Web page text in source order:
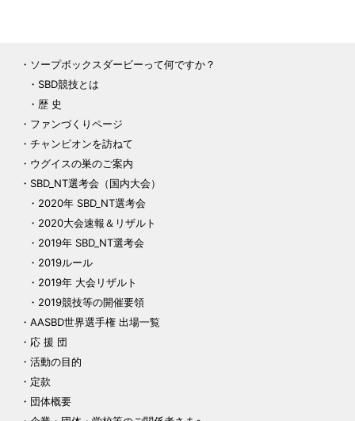
ソープボックスダービーって何ですか？
SBD競技とは
歴 史
ファンづくりページ
チャンピオンを訪ねて
ウグイスの巣のご案内
SBD_NT選考会（国内大会）
2020年 SBD_NT選考会
2020大会速報＆リザルト
2019年 SBD_NT選考会
2019ルール
2019年 大会リザルト
2019競技等の開催要領
AASBD世界選手権 出場一覧
応 援 団
活動の目的
定款
団体概要